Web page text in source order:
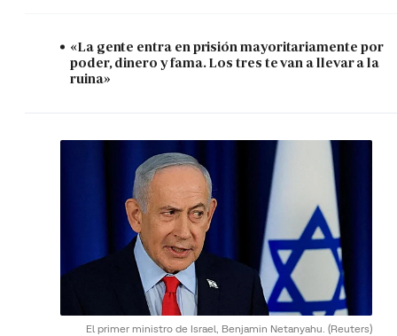
«La gente entra en prisión mayoritariamente por
poder, dinero y fama. Los tres te van a llevar a la
ruina»
El primer ministro de Israel, Benjamin Netanyahu. (Reuters)